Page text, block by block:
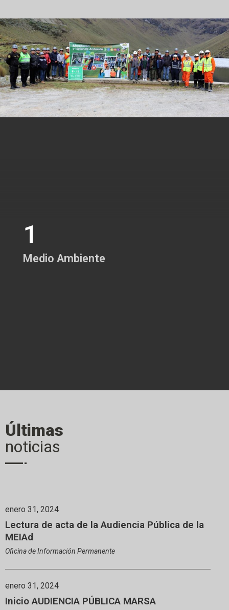
Medio Ambiente
Últimas
noticias
enero 31, 2024
Lectura de acta de la Audiencia Pública de la
MEIAd
Oficina de Información Permanente
enero 31, 2024
Inicio AUDIENCIA PÚBLICA MARSA